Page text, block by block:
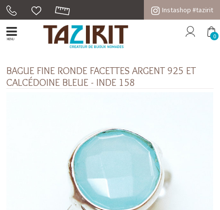
Instashop #tazirit
MENU 0
BAGUE FINE RONDE FACETTES ARGENT 925 ET
CALCÉDOINE BLEUE - INDE 158